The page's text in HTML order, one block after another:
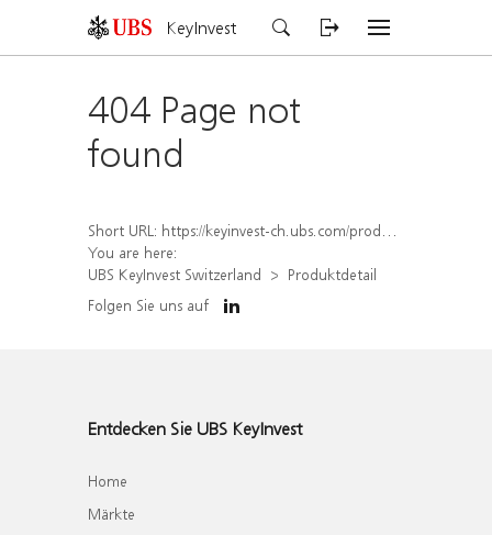
KeyInvest
404 Page not
found
Short URL: https://keyinvest-ch.ubs.com/produkt/detail/index/isin/CH1584643477
You are here:
UBS KeyInvest Switzerland
Produktdetail
Folgen Sie uns auf
Entdecken Sie UBS KeyInvest
Home
Märkte